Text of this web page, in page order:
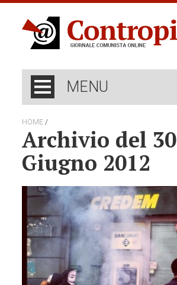
MENU
HOME /
Archivio del 30
Giugno 2012